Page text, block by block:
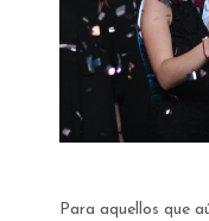
Para aquellos que